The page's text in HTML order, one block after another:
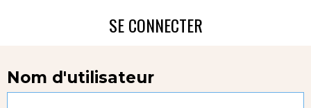
SE CONNECTER
Nom d'utilisateur